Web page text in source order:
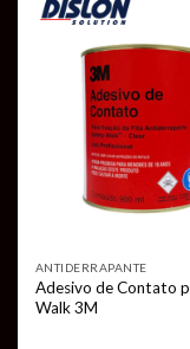
ANTIDERRAPANTE
Adesivo de Contato
Walk 3M